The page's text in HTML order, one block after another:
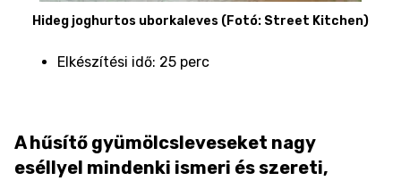
Hideg joghurtos uborkaleves (Fotó: Street Kitchen)
Elkészítési idő: 25 perc
A hűsítő gyümölcsleveseket nagy
eséllyel mindenki ismeri és szereti,